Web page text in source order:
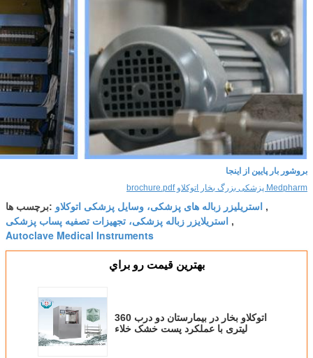
بروشور بار پایین از اینجا
Medpharm پزشکی بزرگ بخار اتوکلاو brochure.pdf
برچسب ها: استریلیزر زباله های پزشکی، وسایل پزشکی اتوکلاو ,
استریلایزر زباله پزشکی، تجهیزات تصفیه پساب پزشکی ,
Autoclave Medical Instruments
بهترين قيمت رو براي
اتوکلاو بخار در بیمارستان دو درب 360
لیتری با عملکرد پست خشک خلاء